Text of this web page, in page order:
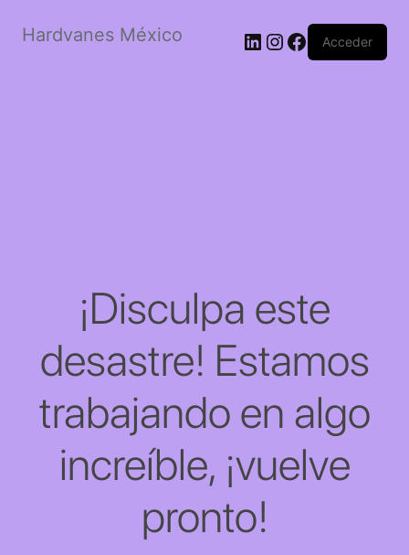
Hardvanes México LinkedIn
Instagram
Facebook
Acceder
¡Disculpa este
desastre! Estamos
trabajando en algo
increíble, ¡vuelve
pronto!